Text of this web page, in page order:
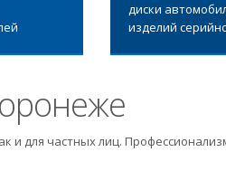
диски
изделий
и для частных лиц.